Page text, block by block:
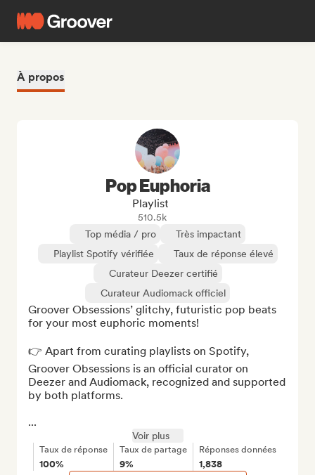
À propos
Pop Euphoria
Playlist
510.5k
Top média / pro
Très impactant
Playlist Spotify vérifiée
Taux de réponse élevé
Curateur Deezer certifié
Curateur Audiomack officiel
Groover Obsessions’ glitchy, futuristic pop beats
for your most euphoric moments!
👉 Apart from curating playlists on Spotify,
Groover Obsessions is an official curator on
Deezer and Audiomack, recognized and supported
by both platforms.
...
Voir plus
Taux de réponse
100%
Taux de partage
9%
Réponses données
1,838